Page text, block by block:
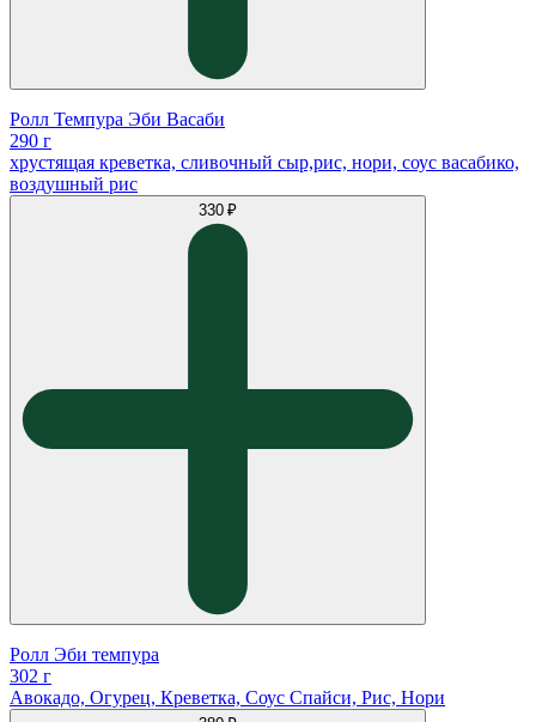
Ролл Темпура Эби Васаби
290 г
хрустящая креветка, сливочный сыр,рис, нори, соус васабико,
воздушный рис
330 ₽
Ролл Эби темпура
302 г
Авокадо, Огурец, Креветка, Соус Спайси, Рис, Нори